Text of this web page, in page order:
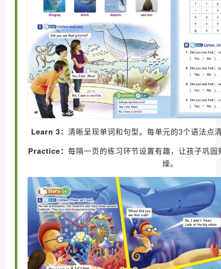
Learn 3：清晰呈现单词和句型。每单元的3个语法点
Practice： 每隔一页的练习环节设置有趣，让孩子巩
燥。